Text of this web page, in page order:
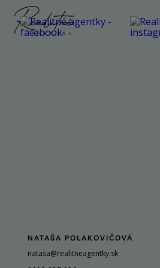
NÁŠ PRÍBEH
NÁŠ TÍM
NATAŠA POLAKOVIČOVÁ
natasa@realitneagentky.sk